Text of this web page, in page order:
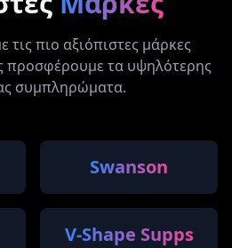
τις πιο αξιόπιστες μάρκες
προσφέρουμε τα υψηλότερης
συμπληρώματα.
Swanson
V-Shape Supps